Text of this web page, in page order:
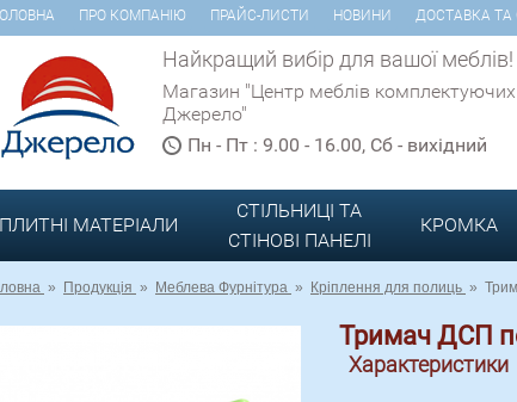
ПРО КОМПАНІЮ ПРАЙС-ЛИСТИ НОВИНИ ДОСТАВКА ТА
Найкращий вибір для вашої меблів!
Магазин "Центр меблів комплектуючих
Джерело"
Пн - Пт : 9.00 - 16.00, Сб - вихідний
ПЛИТНІ МАТЕРІАЛИ
СТІЛЬНИЦІ ТА
СТІНОВІ ПАНЕЛІ
КРОМКА
» Продукція » Меблева Фурнітура » Кріплення для полиць »
Тримач ДСП
Характеристики